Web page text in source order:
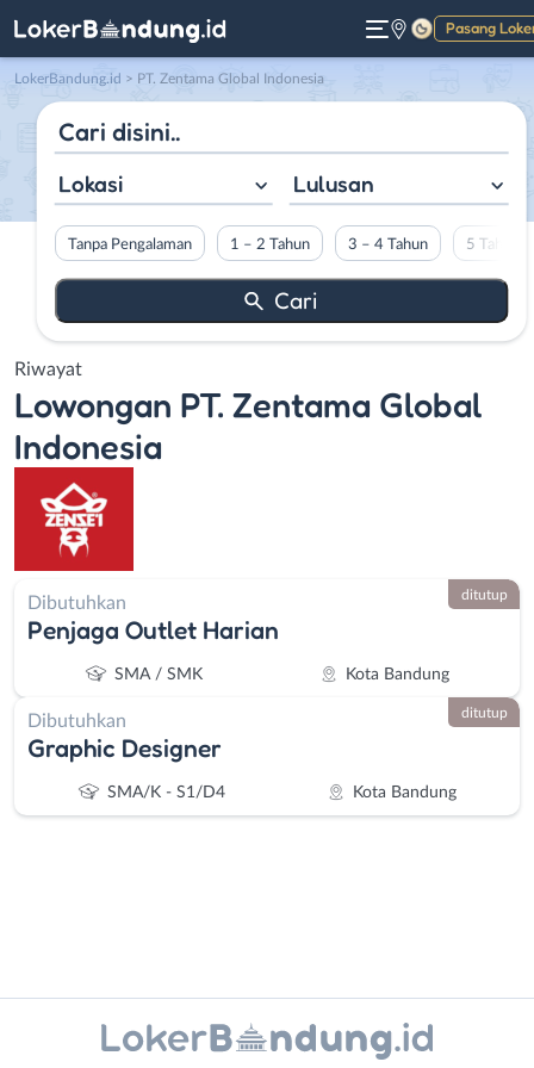
Pasang
Gelap
LokerBandung.id > PT. Zentama Global Indonesia
Lokasi Lulusan
Tanpa Pengalaman 1 – 2 Tahun 3 – 4 Tahun 5 Tahun
Riwayat
Lowongan PT. Zentama Global
Indonesia
Dibutuhkan
Penjaga Outlet Harian
SMA / SMK Kota Bandung
ditutup
Dibutuhkan
Graphic Designer
SMA/K - S1/D4 Kota Bandung
ditutup
Gizi
Bebas
X - Twitter Telegram
Kanal Lainnya..